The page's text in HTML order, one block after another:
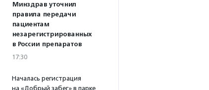
Минздрав уточнил
правила передачи
пациентам
незарегистрированных
в России препаратов
17:30
Началась регистрация
на «Добрый забег» в парке